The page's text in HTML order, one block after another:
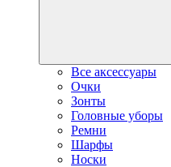
Все аксессуары
Очки
Зонты
Головные уборы
Ремни
Шарфы
Носки